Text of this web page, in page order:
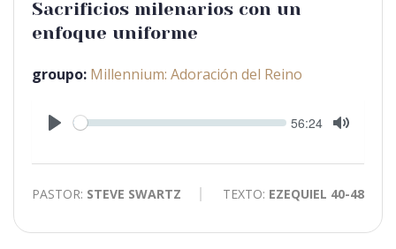
Sacrificios milenarios con un
enfoque uniforme
groupo: Millennium: Adoración del Reino
Play
Seek Current
time
56:24
PASTOR: STEVE SWARTZ TEXTO: EZEQUIEL 40-48